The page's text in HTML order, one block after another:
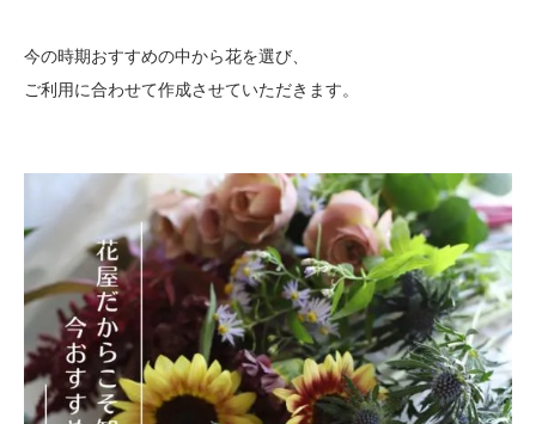
今の時期おすすめの中から花を選び、
ご利用に合わせて作成させていただきます。